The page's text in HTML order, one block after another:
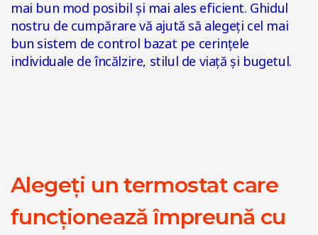
mai bun mod posibil și mai ales eficient. Ghidul
nostru de cumpărare vă ajută să alegeți cel mai
bun sistem de control bazat pe cerințele
individuale de încălzire, stilul de viață și bugetul.
Alegeți un termostat care
funcționează împreună cu